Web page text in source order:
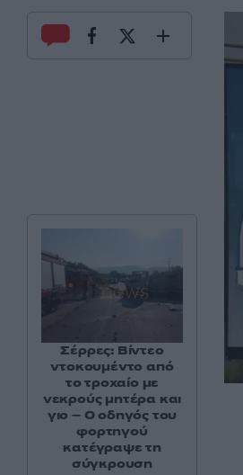
Σέρρες: Βίντεο
ντοκουμέντο από
το τροχαίο με
νεκρούς μητέρα και
γιο – Ο οδηγός του
φορτηγού
κατέγραψε τη
σύγκρουση